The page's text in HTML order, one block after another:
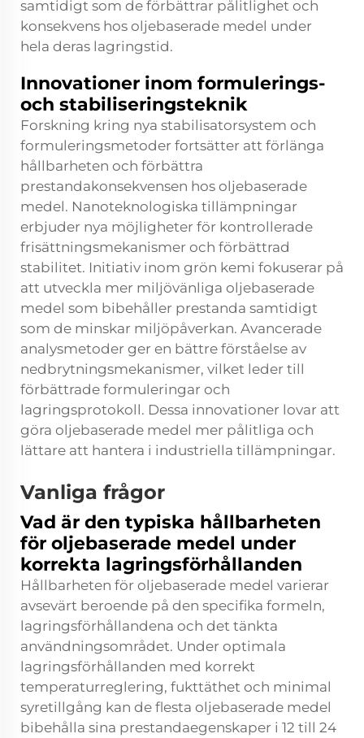
samtidigt som de förbättrar pålitlighet och
konsekvens hos oljebaserade medel under
hela deras lagringstid.
Innovationer inom formulerings-
och stabiliseringsteknik
Forskning kring nya stabilisatorsystem och
formuleringsmetoder fortsätter att förlänga
hållbarheten och förbättra
prestandakonsekvensen hos oljebaserade
medel. Nanoteknologiska tillämpningar
erbjuder nya möjligheter för kontrollerade
frisättningsmekanismer och förbättrad
stabilitet. Initiativ inom grön kemi fokuserar på
att utveckla mer miljövänliga oljebaserade
medel som bibehåller prestanda samtidigt
som de minskar miljöpåverkan. Avancerade
analysmetoder ger en bättre förståelse av
nedbrytningsmekanismer, vilket leder till
förbättrade formuleringar och
lagringsprotokoll. Dessa innovationer lovar att
göra oljebaserade medel mer pålitliga och
lättare att hantera i industriella tillämpningar.
Vanliga frågor
Vad är den typiska hållbarheten
för oljebaserade medel under
korrekta lagringsförhållanden
Hållbarheten för oljebaserade medel varierar
avsevärt beroende på den specifika formeln,
lagringsförhållandena och det tänkta
användningsområdet. Under optimala
lagringsförhållanden med korrekt
temperaturreglering, fukttäthet och minimal
syretillgång kan de flesta oljebaserade medel
bibehålla sina prestandaegenskaper i 12 till 24